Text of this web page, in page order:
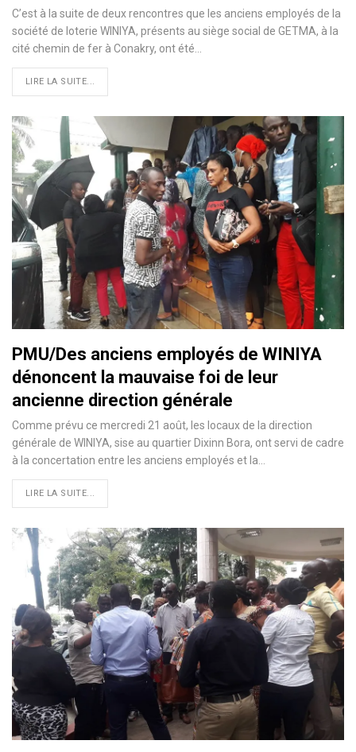
C’est à la suite de deux rencontres que les anciens employés de la
société de loterie WINIYA, présents au siège social de GETMA, à la
cité chemin de fer à Conakry, ont été…
LIRE LA SUITE...
PMU/Des anciens employés de WINIYA
dénoncent la mauvaise foi de leur
ancienne direction générale
Comme prévu ce mercredi 21 août, les locaux de la direction
générale de WINIYA, sise au quartier Dixinn Bora, ont servi de cadre
à la concertation entre les anciens employés et la
LIRE LA SUITE...